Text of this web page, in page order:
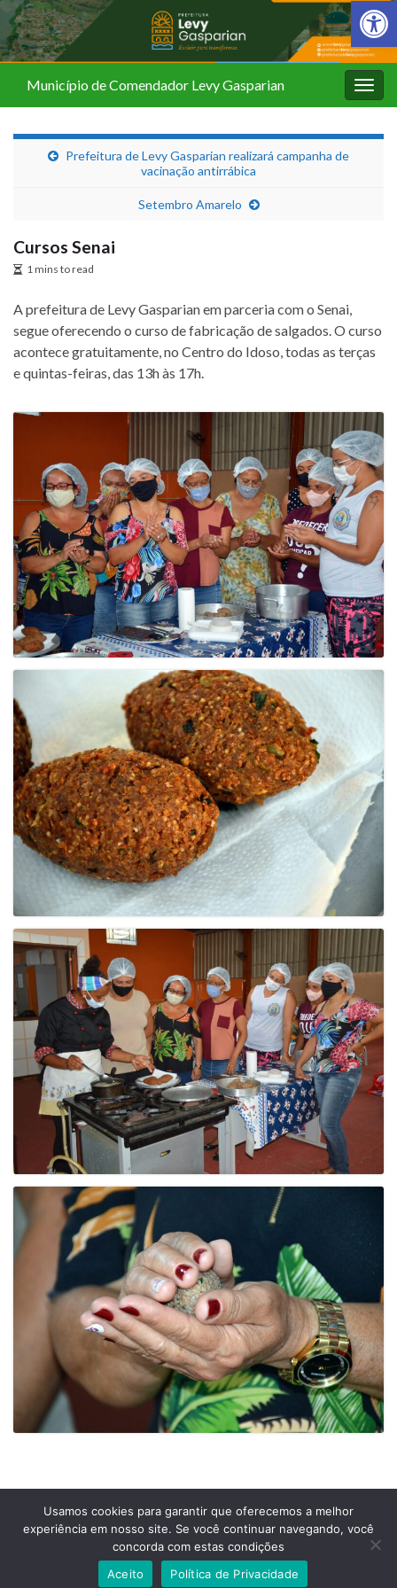
Barra de
Município de Comendador Levy Gasparian
Prefeitura de Levy Gasparian realizará campanha de
vacinação antirrábica
Setembro Amarelo
Cursos Senai
1 mins to read
A prefeitura de Levy Gasparian em parceria com o Senai,
segue oferecendo o curso de fabricação de salgados. O curso
acontece gratuitamente, no Centro do Idoso, todas as terças
e quintas-feiras, das 13h às 17h.
Prefeitura Municipal de Comendador Levy Gasparian
Est União Indústria, S/Nº, KM 131 Exposição, Comendador Levy Gasparian /RJ –
Telefones: (24) 2254-1344 – (24) 2254-1094
Usamos cookies para garantir que oferecemos a melhor
experiência em nosso site. Se você continuar navegando, você
concorda com estas condições
Aceito
Política de Privacidade